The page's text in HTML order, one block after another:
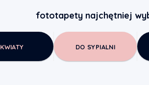
fototapety najchętniej
KWIATY DO SYPIALNI